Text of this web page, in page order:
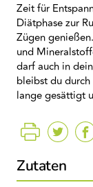
Zeit für
Diätphase zur
Zügen
und
darf auch in
bleibst du
lange gesättigt
Zutaten